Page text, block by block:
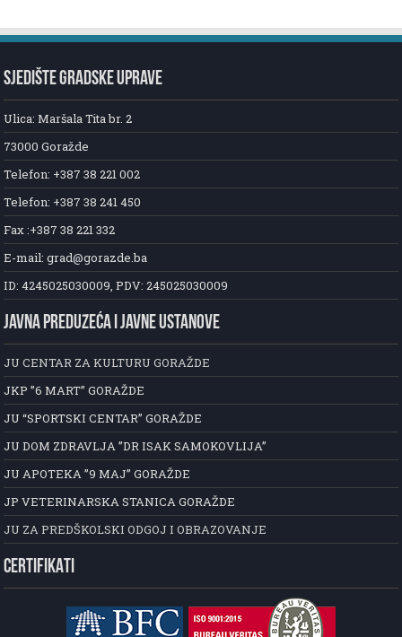
SJEDIŠTE GRADSKE UPRAVE
Ulica: Maršala Tita br. 2
73000 Goražde
Telefon: +387 38 221 002
Telefon: +387 38 241 450
Fax :+387 38 221 332
E-mail: grad@gorazde.ba
ID: 4245025030009, PDV: 245025030009
JAVNA PREDUZEĆA I JAVNE USTANOVE
JU CENTAR ZA KULTURU GORAŽDE
JKP ”6 MART” GORAŽDE
JU “SPORTSKI CENTAR” GORAŽDE
JU DOM ZDRAVLJA ”DR ISAK SAMOKOVLIJA”
JU APOTEKA ”9 MAJ” GORAŽDE
JP VETERINARSKA STANICA GORAŽDE
JU ZA PREDŠKOLSKI ODGOJ I OBRAZOVANJE
CERTIFIKATI